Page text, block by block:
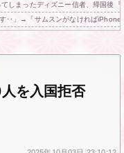
しまったディズニー信者、帰国後『
‥」→「サムスンがなければ
人を入国拒否